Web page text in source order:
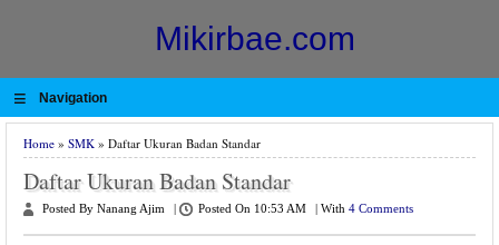
Mikirbae.com
≡ Navigation
Home » SMK » Daftar Ukuran Badan Standar
Daftar Ukuran Badan Standar
Posted By Nanang Ajim Posted On 10:53 AM With 4 Comments